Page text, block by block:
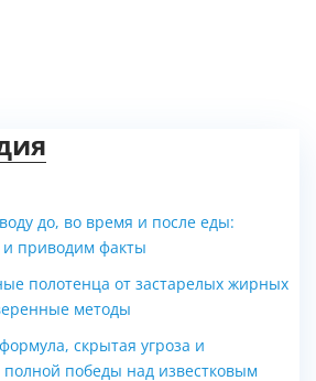
до, во время и после еды:
приводим факты
полотенца от застарелых жирных
методы
скрытая угроза и
победы над известковым